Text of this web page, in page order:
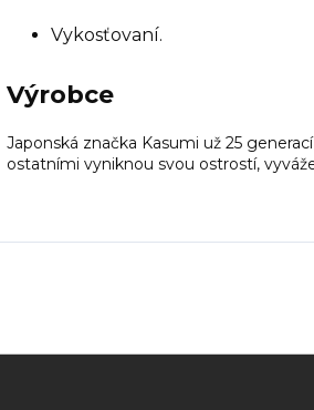
Vykosťovaní.
Výrobce
Japonská značka Kasumi už 25
ostatními vyniknou svou ostrostí,